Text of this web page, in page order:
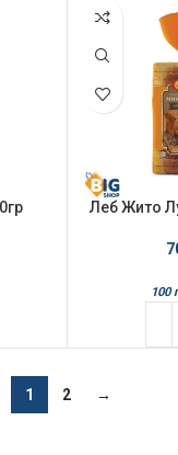
Леб Жито
100
1 2 →